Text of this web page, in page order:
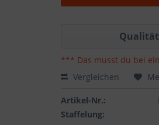
*** Das musst du bei
Vergleichen
Artikel-Nr.:
Staffelung: